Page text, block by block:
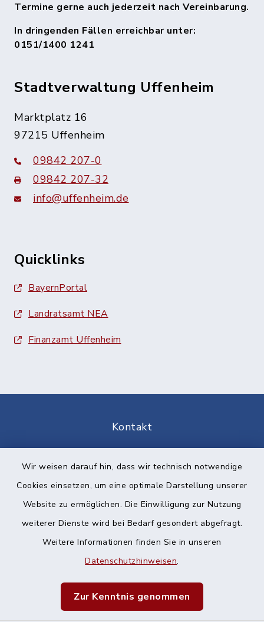
Wir weisen darauf hin, dass wir technisch notwendige
Cookies einsetzen, um eine optimale Darstellung unserer
Website zu ermöglichen. Die Einwilligung zur Nutzung
weiterer Dienste wird bei Bedarf gesondert abgefragt.
Weitere Informationen finden Sie in unseren
Datenschutzhinweisen.
Zur Kenntnis genommen
Termine gerne auch jederzeit nach Vereinbarung.
In dringenden Fällen erreichbar unter:
0151/1400 1241
Stadtverwaltung Uffenheim
Marktplatz 16
97215 Uffenheim
09842 207-0
09842 207-32
info@uffenheim.de
Quicklinks
BayernPortal
Landratsamt NEA
Finanzamt Uffenheim
Kontakt
Datenschutz
Impressum
Sitemap
Cookie-Einstellungen